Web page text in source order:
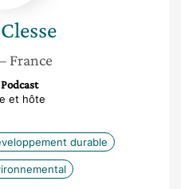
Clesse
France
et hôte
durable